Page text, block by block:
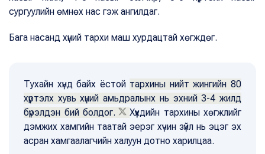
сургуулийн өмнөх нас гэж ангилдаг.
Бага насанд хүний тархи маш хурдацтай хөгждөг.
Тухайн хүнд байх ёстой тархины нийт жингийн 80
хүртэлх хувь хүний амьдралынх нь эхний 3-4 жилд
бүрэлдэн бий болдог.
Хүүхдийн тархины хөгжлийг
дэмжих хамгийн таатай эерэг хүчин зүйл нь эцэг эх
асран хамгаалагчийн халуун дотно харилцаа.